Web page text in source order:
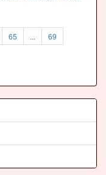
65 ... 69